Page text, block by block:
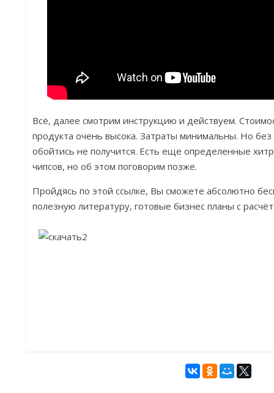
Всё, далее смотрим инструкцию и действуем.
продукта очень высока. Затраты минимальны. Но
обойтись не получится. Есть еще определенные
чипсов, но об этом поговорим позже.
Пройдясь по этой ссылке, Вы сможете абсолютно
полезную литературу, готовые бизнес планы с